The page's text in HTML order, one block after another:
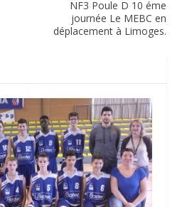
NF3 Poule D 10 éme
journée Le MEBC en
déplacement à Limoges.